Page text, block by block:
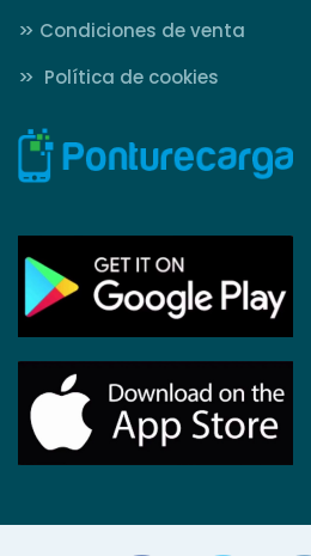
>> Condiciones de venta
>>
Política de cookies